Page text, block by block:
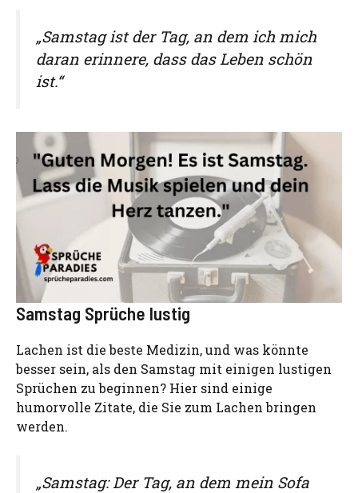
„Samstag ist der Tag, an dem ich mich
daran erinnere, dass das Leben schön
ist.“
Samstag Sprüche lustig
Lachen ist die beste Medizin, und was könnte
besser sein, als den Samstag mit einigen lustigen
Sprüchen zu beginnen? Hier sind einige
humorvolle Zitate, die Sie zum Lachen bringen
werden.
„Samstag: Der Tag, an dem mein Sofa